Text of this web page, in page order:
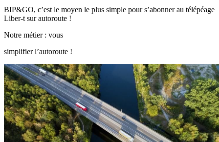
BIP&GO, c’est le moyen le plus simple pour s’abonner au télépéage
Liber-t sur autoroute !
Notre métier : vous
simplifier l’autoroute !